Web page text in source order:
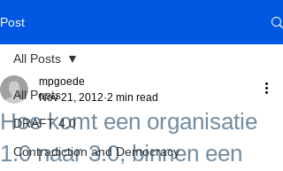
Post
All Posts
DRAFT 4.0
Contradiction and Democracy
All Posts
Hoe komt een organisatie
1.0 naar 3.0, binnen een
mpgoede
Nov 21, 2012 2 min read